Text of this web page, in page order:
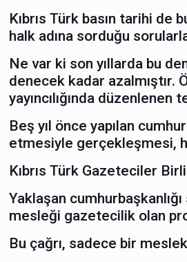
Kıbrıs Türk basın tarihi
halk adına sorduğu
Ne var ki son yıllarda bu
denecek kadar
yayıncılığında düzenlenen
Beş yıl önce yapılan
etmesiyle gerçekleşmesi,
Kıbrıs Türk Gazeteciler
Yaklaşan
mesleği gazetecilik olan
Bu çağrı, sadece bir